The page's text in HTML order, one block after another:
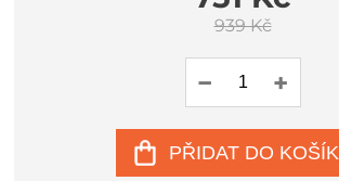
939 Kč
PŘIDAT DO